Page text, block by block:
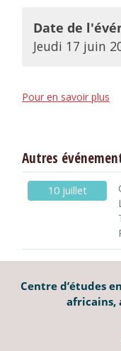
Date de
Jeudi 17 juin
Pour en savoir plus
Autres
10 juillet
Centre d’études
africains,